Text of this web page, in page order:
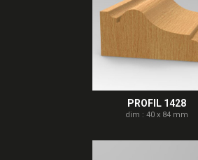
PROFIL 1428
dim : 40 x 84 mm